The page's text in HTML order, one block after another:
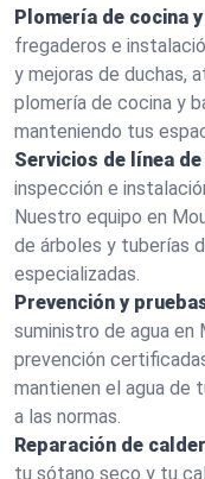
Plomería de cocina
fregaderos e
y mejoras de duchas,
plomería de cocina y
manteniendo tus
Servicios de línea
inspección e
Nuestro equipo en
de árboles y tuberías
especializadas.
Prevención y
suministro de agua en
prevención
mantienen el agua de
a las normas.
Reparación de
tu sótano seco y tu